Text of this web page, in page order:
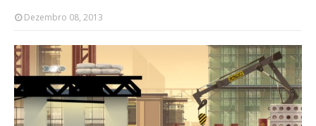
Dezembro 08, 2013